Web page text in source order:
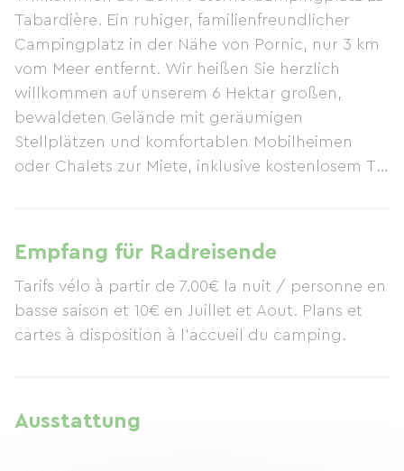
Tabardière. Ein ruhiger, familienfreundlicher
Campingplatz in der Nähe von Pornic, nur 3 km
vom Meer entfernt. Wir heißen Sie herzlich
willkommen auf unserem 6 Hektar großen,
bewaldeten Gelände mit geräumigen
Stellplätzen und komfortablen Mobilheimen
oder Chalets zur Miete, inklusive kostenlosem TV
Wasserrutschen und einem Planschbecken.
Zahlreiche kostenlose Aktivitäten stehen Ihnen
während der gesamten Saison zur Verfügung:
Minigolf, Minitennis, Tischtennis, Tischfußball,
Outdoor-Fitnessgeräte und vieles mehr. Im Juli
Clowns, Zauberern, Karaoke und vielem mehr.
Besuchen Sie während Ihres Aufenthalts
Empfang für Radreisende
Tarifs vélo à partir de 7.00€ la nuit / personne en
basse saison et 10€ en Juillet et Aout. Plans et
cartes à disposition à l'accueil du camping.
Ausstattung